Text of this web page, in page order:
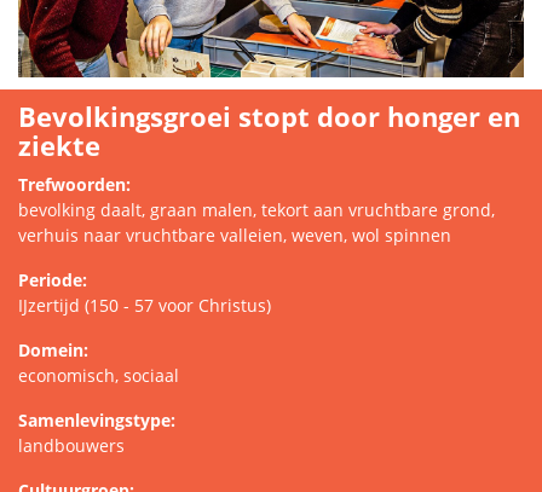
Bevolkingsgroei stopt door honger en
ziekte
Trefwoorden:
bevolking daalt, graan malen, tekort aan vruchtbare grond,
verhuis naar vruchtbare valleien, weven, wol spinnen
Periode:
IJzertijd (150 - 57 voor Christus)
Domein:
economisch, sociaal
Samenlevingstype:
landbouwers